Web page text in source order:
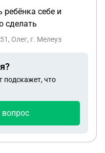
ребёнка себе и
сделать
Олег, г. Мелеуз
подскажет, что